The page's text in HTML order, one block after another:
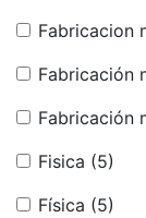
Fabricacion
Fabricación
Fabricación
Fisica (5)
Física (5)